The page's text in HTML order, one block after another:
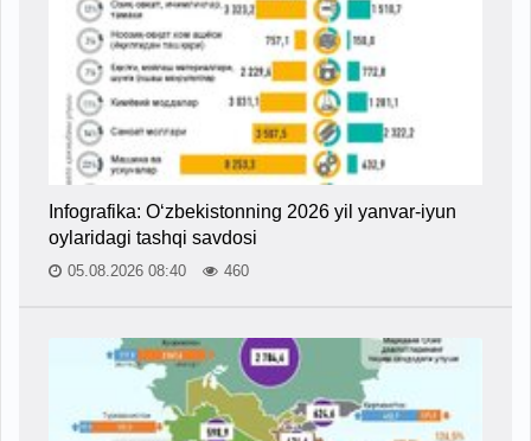
Infografika: O‘zbekistonning 2026 yil yanvar-iyun
oylaridagi tashqi savdosi
05.08.2026 08:40 460